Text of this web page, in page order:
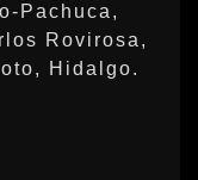
Pachuca,
Rovirosa,
Hidalgo.